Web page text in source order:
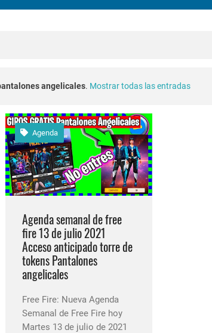
fue mi ultima conexion en free fire 2025
la mascota en free fire 2026
Espacio en blanco invisible en free fire 2025 solo
angelicales. Mostrar todas las entradas
Agenda
Agenda semanal de free
fire 13 de julio 2021
Acceso anticipado torre de
tokens Pantalones
angelicales
Free Fire: Nueva Agenda
Semanal de Free Fire hoy
Martes 13 de julio de 2021